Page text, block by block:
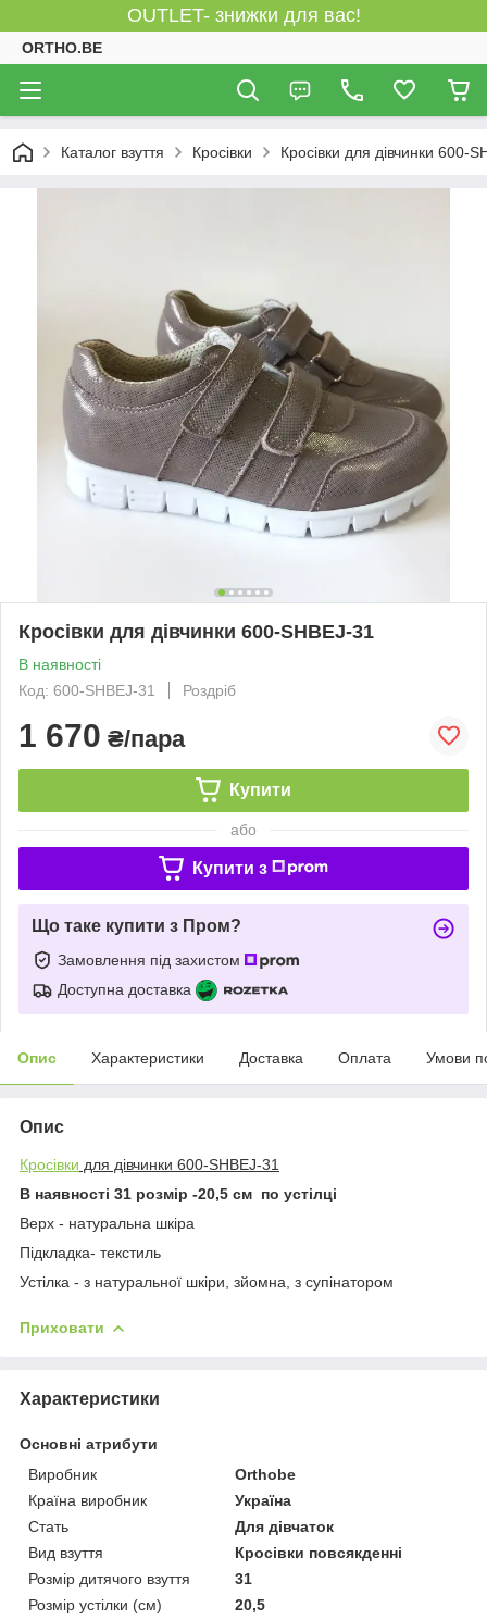
OUTLET- знижки для вас!
ORTHO.BE
Каталог взуття Кросівки Кросівки для дівчинки 600-
Кросівки для дівчинки 600-SHBEJ-31
В наявності
Код: 600-SHBEJ-31
Роздріб
1 670 ₴/пара
Купити
або
Купити з
Що таке купити з Пром?
Замовлення під захистом
Доступна доставка
Опис Характеристики Доставка Оплата Умови
Опис
Кросівки для дівчинки 600-SHBEJ-31
В наявності 31 розмір -20,5 см по устілці
Верх - натуральна шкіра
Підкладка- текстиль
Устілка - з натуральної шкіри, зйомна, з супінатором
Приховати
Характеристики
Основні атрибути
Виробник
Orthobe
Країна виробник
Україна
Стать
Для дівчаток
Вид взуття
Кросівки повсякденні
Розмір дитячого взуття
31
Розмір устілки (см)
20,5